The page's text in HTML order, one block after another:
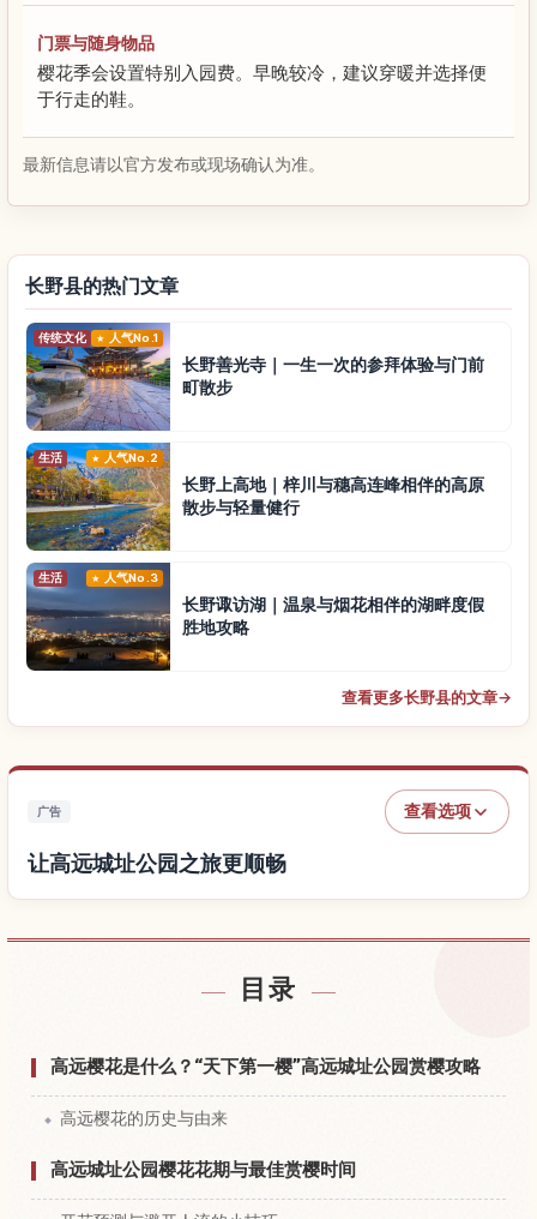
门票与随身物品
樱花季会设置特别入园费。早晚较冷，建议穿暖并选择便
于行走的鞋。
最新信息请以官方发布或现场确认为准。
长野县的热门文章
传统文化 人气No.1
长野善光寺｜一生一次的参拜体验与门前
町散步
生活 人气No.2
长野上高地｜梓川与穗高连峰相伴的高原
散步与轻量健行
生活 人气No.3
长野诹访湖｜温泉与烟花相伴的湖畔度假
胜地攻略
查看更多长野县的文章→
广告 查看选项
让高远城址公园之旅更顺畅
目录
高远樱花是什么？“天下第一樱”高远城址公园赏樱攻略
高远樱花的历史与由来
高远城址公园樱花花期与最佳赏樱时间